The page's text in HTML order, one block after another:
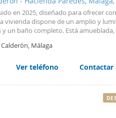
en 2025, diseñado para ofrecer
vivienda dispone de un amplio y
un baño completo. Está amueblada,
acabados de alta calidad
una opción ideal para quienes
perfecta para disfrutar de
en Málaga.
Málaga
Ver teléfono Contactar